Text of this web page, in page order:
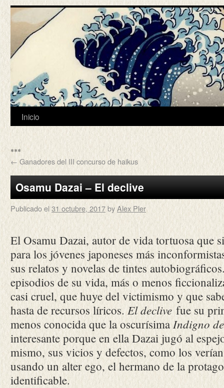
Inicio
***
← Ganadores del III concurso de haikus
Osamu Dazai – El declive
Publicado el 31 octubre, 2017byAlex Pler
El Osamu Dazai, autor de vida tortuosa que
para los jóvenes japoneses más
sus relatos y novelas de tintes
episodios de su vida, más o menos
casi cruel, que huye del victimismo y que
hasta de recursos líricos. El declive fue su
menos conocida que la oscurísimaIndigno
interesante porque en ella Dazai jugó al
mismo, sus vicios y defectos, como los
usando un alter ego, el hermano de la
identificable.